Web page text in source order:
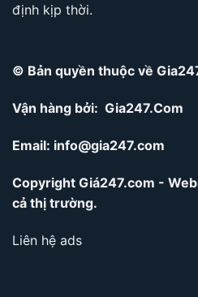
định kịp thời.
© Bản quyền thuộc về
Vận hàng bởi: Gia247.Com
Email: info@gia247.com
Copyright Giá247.com -
cả thị trường.
Liên hệ ads